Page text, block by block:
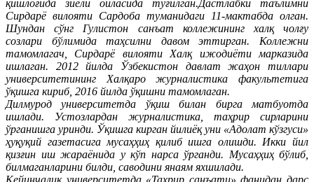
қишлоғида зиёли оиласида туғилган.Дастлабки таълимни
Сирдарё вилояти Сардоба туманидаги 11-мактабда олган.
Шундан сўнг Гулистон санъат коллежининг халқ чолғу
созлари бўлимида таҳсилни давом эттирган. Коллежни
тамомлагач, Сирдарё вилояти Халқ ижодиёти марказида
ишлаган. 2012 йилда Ўзбекистон давлат жаҳон тиллари
университетининг Халқаро журналистика факультетига
ўқишга кириб, 2016 йилда ўқишни тамомлаган.
Дилмурод университетда ўқиш билан бирга матбуотда
ишлади. Устозлардан журналистика, таҳрир сирларини
ўрганишга уринди. Ўқишга кирган йилиёқ уни «Адолат кўзгуси»
ҳуқуқий газетасига мусаҳҳиҳ қилиб ишга олишди. Икки йил
қизғин иш жараёнида у кўп нарса ўрганди. Мусаҳҳиҳ бўлиб,
билмаганларини билди, саводини янаям яхшилади.
Кейинчалик университетда «Таҳрир санъати» фанидан дарс